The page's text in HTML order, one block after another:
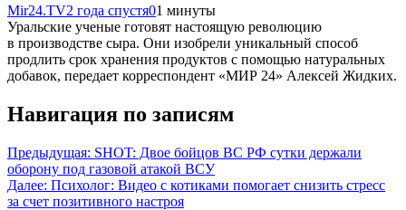
Mir24.TV2 года спустя01 минуты
Уральские ученые готовят настоящую революцию
в производстве сыра. Они изобрели уникальный способ
продлить срок хранения продуктов с помощью натуральных
добавок, передает корреспондент «МИР 24» Алексей Жидких.
Навигация по записям
Предыдущая: SHOT: Двое бойцов ВС РФ сутки держали
оборону под газовой атакой ВСУ
Далее: Психолог: Видео с котиками помогает снизить стресс
за счет позитивного настроя